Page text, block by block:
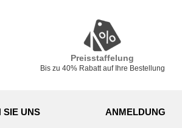
Preisstaffelung
Bis zu 40% Rabatt auf Ihre Bestellung
SIE UNS ANMELDUNG